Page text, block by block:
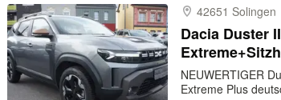
42651 Solingen
Dacia Duster
NEUWERTIGER
Extreme Plus